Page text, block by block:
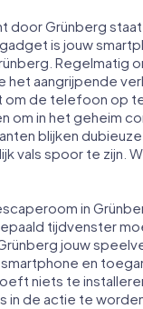
door Grünberg
is jouw
Regelmatig
aangrijpende
de telefoon op
om in het geheim
blijken
vals spoor te zijn.
in
tijdvenster
jouw
smartphone en
niets te
in de actie te